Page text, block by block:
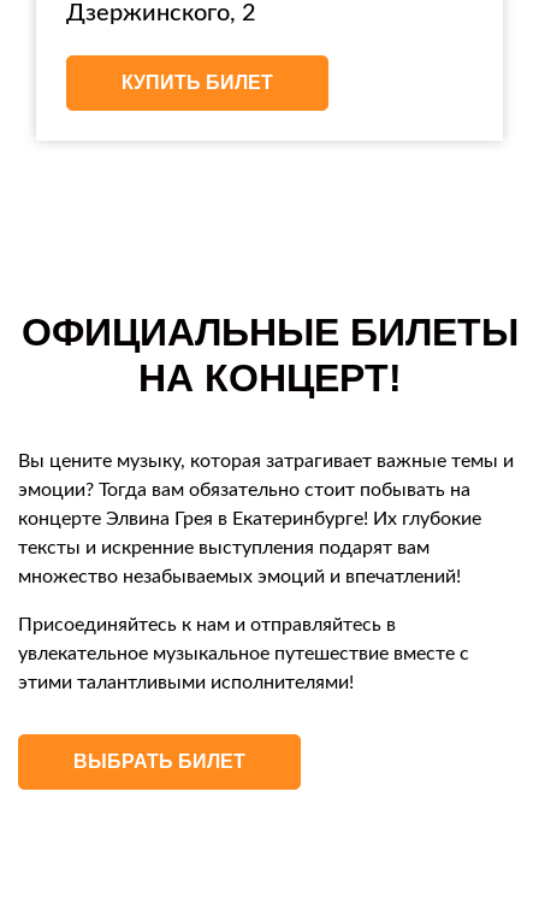
Дзержинского, 2
КУПИТЬ БИЛЕТ
ОФИЦИАЛЬНЫЕ БИЛЕТЫ
НА КОНЦЕРТ!
Вы цените музыку, которая затрагивает важные темы и
эмоции? Тогда вам обязательно стоит побывать на
концерте Элвина Грея в Екатеринбурге! Их глубокие
тексты и искренние выступления подарят вам
множество незабываемых эмоций и впечатлений!
Присоединяйтесь к нам и отправляйтесь в
увлекательное музыкальное путешествие вместе с
этими талантливыми исполнителями!
ВЫБРАТЬ БИЛЕТ